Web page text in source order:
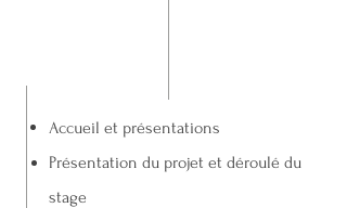
Accueil et présentations
Présentation du projet et déroulé du
stage